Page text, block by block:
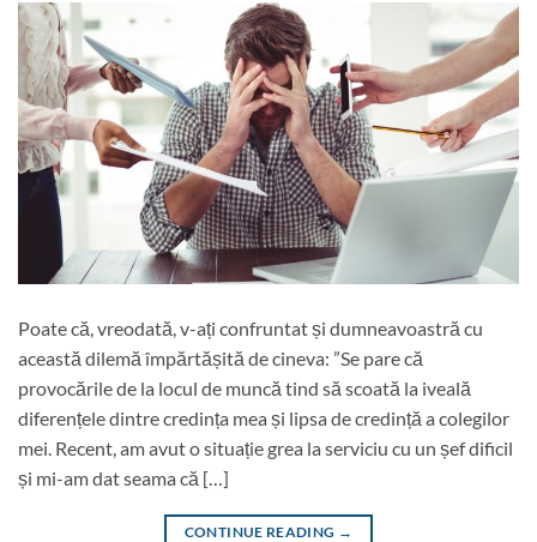
Poate că, vreodată, v-ați confruntat și dumneavoastră cu
această dilemă împărtășită de cineva: ”Se pare că
provocările de la locul de muncă tind să scoată la iveală
diferențele dintre credința mea și lipsa de credință a colegilor
mei. Recent, am avut o situație grea la serviciu cu un șef dificil
și mi-am dat seama că […]
CONTINUE READING →